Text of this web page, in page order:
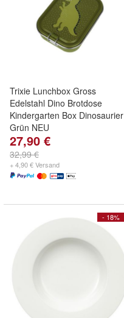
Trixie Lunchbox Gross
Edelstahl Dino Brotdose
Kindergarten Box Dinosaurier
Grün NEU
27,90 €
32,99 €
+ 4,90 € Versand
- 18%